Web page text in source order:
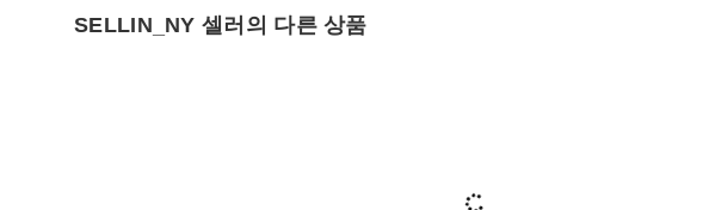
SELLIN_NY 셀러의 다른 상품